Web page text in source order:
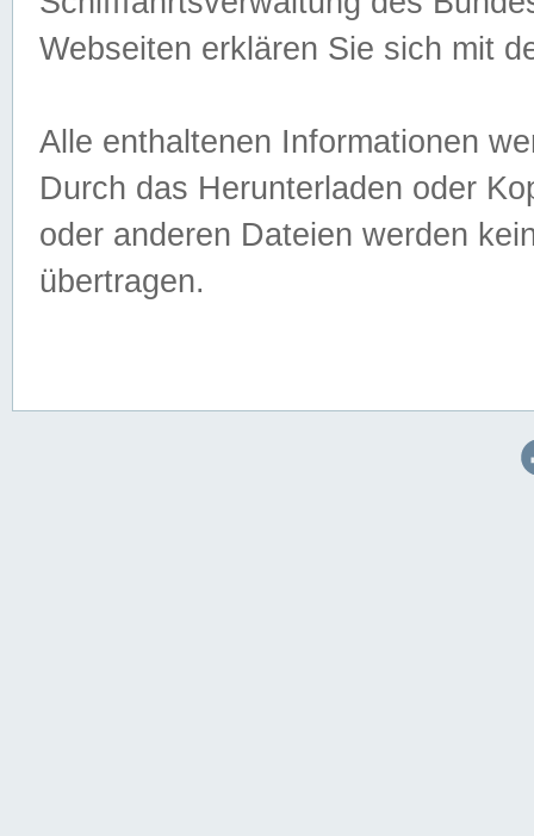
Webseiten erklären Sie sich mit
Alle enthaltenen Informationen
Durch das Herunterladen oder
oder anderen Dateien werden
übertragen.